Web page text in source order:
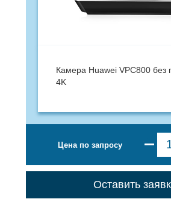
Камера Huawei VPC800 без
4K
Цена по запросу
Оставить